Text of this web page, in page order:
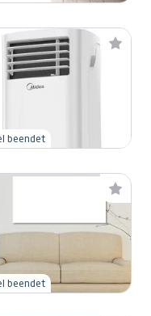
beendet
beendet